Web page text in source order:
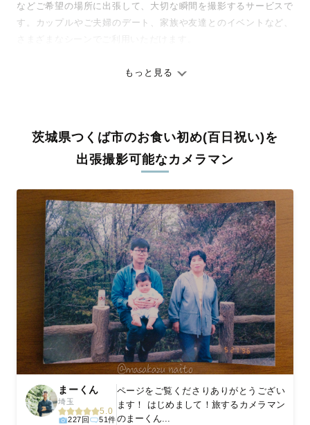
などご希望の場所に出張して、大切な瞬間を撮影するサービスで
す。カップルやご夫婦のデート、家族や友達とのイベントなど、
ありのままの空気感を大切に、何十年経っても見返したくなるよ
料金は全国どこでも一律。わかりやすく安心の価格設定です。オ
リジナルの研修と厳正な審査に合格し、撮影技術やホスピタリテ
ィを身につけたプロのカメラマンが全国47都道府県に在籍してい
験をお届けします。
丁寧なレタッチで思い出を美しく仕上げます
撮影後は、独自の編集技術で写真の明るさや色合いを丁寧に調
整。自然な雰囲気を残しつつも、おしゃれで洗練された仕上がり
に。きっと「こんな写真を撮ってほしかった！」と思える一枚に
出会えます。まずは、ラブグラフの撮影事例をご覧ください。
もっと見る
茨城県つくば市のお食い初め(百日祝い)を
出張撮影可能なカメラマン
まーくん
埼玉
5.0
227回 51件
ページをご覧くださりありがとうござい
ます！ はじめまして！旅するカメラマン
のまーくん...